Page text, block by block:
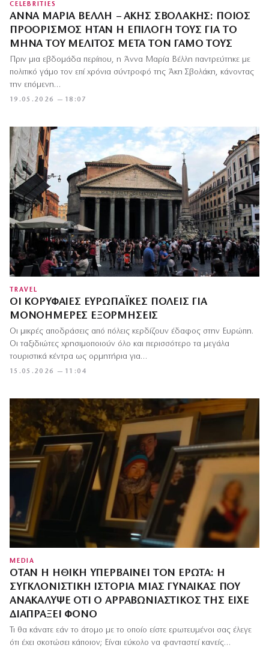
CELEBRITIES
ΆΝΝΑ ΜΑΡΊΑ ΒΈΛΛΗ – ΆΚΗΣ ΣΒΟΛΆΚΗΣ: ΠΟΙΟΣ
ΠΡΟΟΡΙΣΜΌΣ ΉΤΑΝ Η ΕΠΙΛΟΓΉ ΤΟΥΣ ΓΙΑ ΤΟ
ΜΉΝΑ ΤΟΥ ΜΈΛΙΤΟΣ ΜΕΤΆ ΤΟΝ ΓΆΜΟ ΤΟΥΣ
19.05.2026 — 18:07
Πριν μια εβδομάδα περίπου, η Άννα Μαρία Βέλλη παντρεύτηκε με
πολιτικό γάμο τον επί χρόνια σύντροφό της Άκη Σβολάκη, κάνοντας
την επόμενη…
TRAVEL
ΟΙ ΚΟΡΥΦΑΊΕΣ ΕΥΡΩΠΑΪΚΈΣ ΠΌΛΕΙΣ ΓΙΑ
ΜΟΝΟΉΜΕΡΕΣ ΕΞΟΡΜΉΣΕΙΣ
15.05.2026 — 11:04
Οι μικρές αποδράσεις από πόλεις κερδίζουν έδαφος στην Ευρώπη.
Οι ταξιδιώτες χρησιμοποιούν όλο και περισσότερο τα μεγάλα
τουριστικά κέντρα ως ορμητήρια για…
MEDIA
ΌΤΑΝ Η ΗΘΙΚΉ ΥΠΕΡΒΑΊΝΕΙ ΤΟΝ ΈΡΩΤΑ: Η
ΣΥΓΚΛΟΝΙΣΤΙΚΉ ΙΣΤΟΡΊΑ ΜΙΑΣ ΓΥΝΑΊΚΑΣ ΠΟΥ
ΑΝΑΚΆΛΥΨΕ ΌΤΙ Ο ΑΡΡΑΒΩΝΙΑΣΤΙΚΌΣ ΤΗΣ ΕΊΧΕ
ΔΙΑΠΡΆΞΕΙ ΦΌΝΟ
Τι θα κάνατε εάν το άτομο με το οποίο είστε ερωτευμένοι σας έλεγε
ότι έχει σκοτώσει κάποιον; Είναι εύκολο να φανταστεί κανείς…